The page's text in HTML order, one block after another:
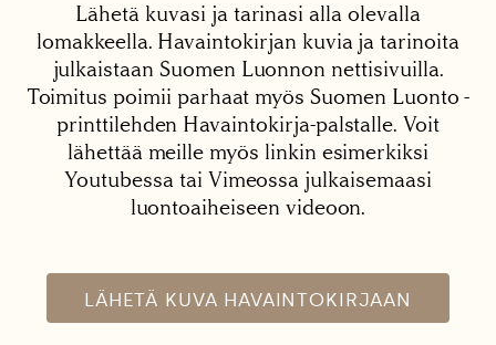
Lähetä kuvasi ja tarinasi alla olevalla
lomakkeella. Havaintokirjan kuvia ja tarinoita
julkaistaan Suomen Luonnon nettisivuilla.
Toimitus poimii parhaat myös Suomen Luonto -
printtilehden Havaintokirja-palstalle. Voit
lähettää meille myös linkin esimerkiksi
Youtubessa tai Vimeossa julkaisemaasi
luontoaiheiseen videoon.
LÄHETÄ KUVA HAVAINTOKIRJAAN